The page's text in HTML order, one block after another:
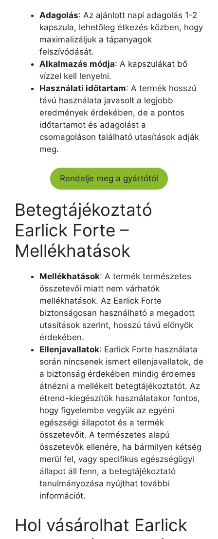
Adagolás: Az ajánlott napi adagolás 1-2
kapszula, lehetőleg étkezés közben, hogy
maximalizáljuk a tápanyagok
felszívódását.
Alkalmazás módja: A kapszulákat bő
vízzel kell lenyelni.
Használati időtartam: A termék hosszú
távú használata javasolt a legjobb
eredmények érdekében, de a pontos
időtartamot és adagolást a
csomagoláson található utasítások adják
meg.
Rendelje meg a gyártótól
Betegtájékoztató
Earlick Forte –
Mellékhatások
Mellékhatások: A termék természetes
összetevői miatt nem várhatók
mellékhatások. Az Earlick Forte
biztonságosan használható a megadott
utasítások szerint, hosszú távú előnyök
érdekében.
Ellenjavallatok: Earlick Forte használata
során nincsenek ismert ellenjavallatok, de
a biztonság érdekében mindig érdemes
átnézni a mellékelt betegtájékoztatót. Az
étrend-kiegészítők használatakor fontos,
hogy figyelembe vegyük az egyéni
egészségi állapotot és a termék
összetevőit. A természetes alapú
összetevők ellenére, ha bármilyen kétség
merül fel, vagy specifikus egészségügyi
állapot áll fenn, a betegtájékoztató
tanulmányozása nyújthat további
információt.
Hol vásárolhat Earlick